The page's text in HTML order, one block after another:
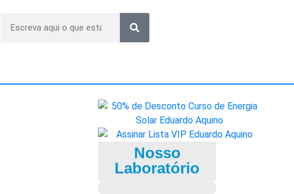
Nosso
Laboratório